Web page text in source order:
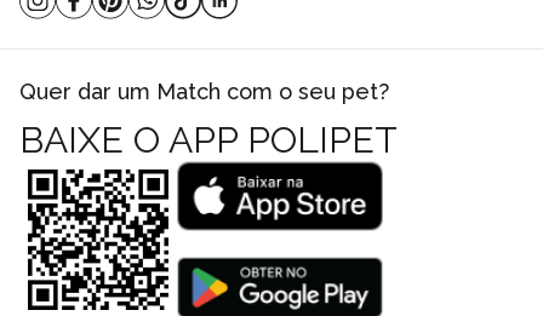
Quer dar um Match com o seu pet?
BAIXE O APP POLIPET